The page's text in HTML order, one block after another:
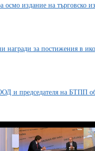
осмо издание на
награди за постижения в
и председателя на БТПП